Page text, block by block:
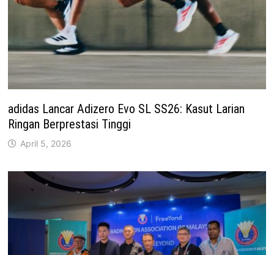
adidas Lancar Adizero Evo SL SS26: Kasut Larian
Ringan Berprestasi Tinggi
April 5, 2026